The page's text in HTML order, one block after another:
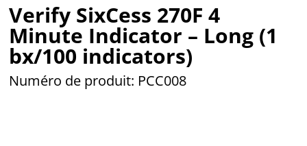
Verify SixCess 270F 4
Minute Indicator – Long (1
bx/100 indicators)
Numéro de produit: PCC008